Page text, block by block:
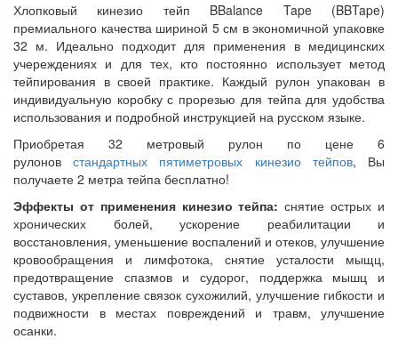
Хлопковый кинезио тейп BBalance Tape (BBTape)
премиального качества шириной 5 см в экономичной упаковке
32 м. Идеально подходит для применения в медицинских
учереждениях и для тех, кто постоянно использует метод
тейпирования в своей практике. Каждый рулон упакован в
индивидуальную коробку с прорезью для тейпа для удобства
использования и подробной инструкцией на русском языке.
Приобретая 32 метровый рулон по цене 6
рулоновстандартных пятиметровых кинезио тейпов, Вы
получаете 2 метра тейпа бесплатно!
Эффекты от применения кинезио тейпа: снятие острых и
хронических болей, ускорение реабилитации и
восстановления, уменьшение воспалений и отеков, улучшение
кровообращения и лимфотока, снятие усталости мыщц,
предотвращение спазмов и судорог, поддержка мышц и
суставов, укрепление связок сухожилий, улучшение гибкости и
подвижности в местах повреждений и травм, улучшение
осанки.